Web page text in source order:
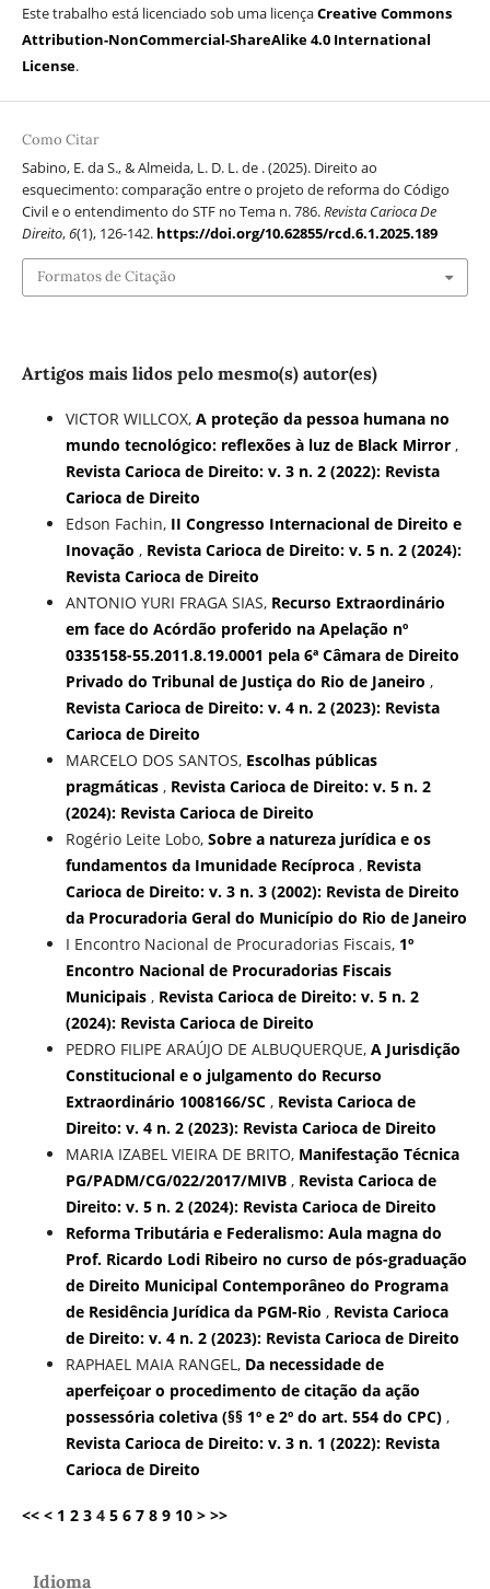
Este trabalho está licenciado sob uma licençaCreative Commons
Attribution-NonCommercial-ShareAlike 4.0 International
License.
Como Citar
Sabino, E. da S., & Almeida, L. D. L. de . (2025). Direito ao
esquecimento: comparação entre o projeto de reforma do Código
Civil e o entendimento do STF no Tema n. 786.Revista Carioca De
Direito,6(1), 126-142. https://doi.org/10.62855/rcd.6.1.2025.189
Formatos de Citação
Artigos mais lidos pelo mesmo(s) autor(es)
VICTOR WILLCOX, A proteção da pessoa humana no
mundo tecnológico: reflexões à luz de Black Mirror ,
Revista Carioca de Direito: v. 3 n. 2 (2022): Revista
Carioca de Direito
Edson Fachin, II Congresso Internacional de Direito e
Inovação , Revista Carioca de Direito: v. 5 n. 2 (2024):
Revista Carioca de Direito
ANTONIO YURI FRAGA SIAS, Recurso Extraordinário
em face do Acórdão proferido na Apelação nº
0335158-55.2011.8.19.0001 pela 6ª Câmara de Direito
Privado do Tribunal de Justiça do Rio de Janeiro ,
Revista Carioca de Direito: v. 4 n. 2 (2023): Revista
Carioca de Direito
MARCELO DOS SANTOS, Escolhas públicas
pragmáticas , Revista Carioca de Direito: v. 5 n. 2
(2024): Revista Carioca de Direito
Rogério Leite Lobo, Sobre a natureza jurídica e os
fundamentos da Imunidade Recíproca , Revista
Carioca de Direito: v. 3 n. 3 (2002): Revista de Direito
da Procuradoria Geral do Município do Rio de Janeiro
I Encontro Nacional de Procuradorias Fiscais, 1º
Encontro Nacional de Procuradorias Fiscais
Municipais , Revista Carioca de Direito: v. 5 n. 2
(2024): Revista Carioca de Direito
PEDRO FILIPE ARAÚJO DE ALBUQUERQUE, A Jurisdição
Constitucional e o julgamento do Recurso
Extraordinário 1008166/SC , Revista Carioca de
Direito: v. 4 n. 2 (2023): Revista Carioca de Direito
MARIA IZABEL VIEIRA DE BRITO, Manifestação Técnica
PG/PADM/CG/022/2017/MIVB , Revista Carioca de
Direito: v. 5 n. 2 (2024): Revista Carioca de Direito
Reforma Tributária e Federalismo: Aula magna do
Prof. Ricardo Lodi Ribeiro no curso de pós-graduação
de Direito Municipal Contemporâneo do Programa
de Residência Jurídica da PGM-Rio , Revista Carioca
de Direito: v. 4 n. 2 (2023): Revista Carioca de Direito
RAPHAEL MAIA RANGEL, Da necessidade de
aperfeiçoar o procedimento de citação da ação
possessória coletiva (§§ 1º e 2º do art. 554 do CPC) ,
Revista Carioca de Direito: v. 3 n. 1 (2022): Revista
Carioca de Direito
<< < 1 2 3 4 5 6 7 8 9 10 > >>
Idioma